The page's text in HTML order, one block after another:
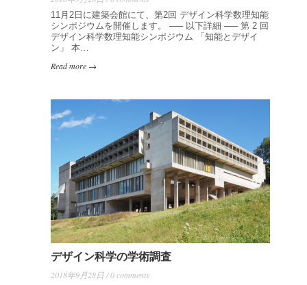
11月2日に建築会館にて、第2回 デザイン科学数理知能
シンポジウムを開催します。 —– 以下詳細 —– 第 2 回
デザイン科学数理知能シンポジウム 「知能とデザイ
ン」 本…
Read more →
デザイン科学の学術調査
2018年9月28日 / 0 comments